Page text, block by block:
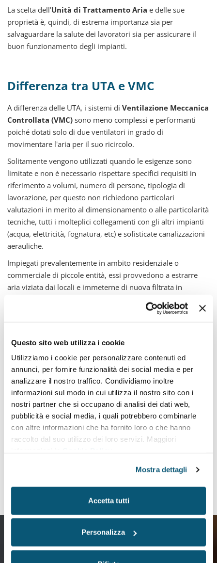
Questo sito web utilizza i cookie
Utilizziamo i cookie per personalizzare contenuti ed
annunci, per fornire funzionalità dei social media e per
analizzare il nostro traffico. Condividiamo inoltre
informazioni sul modo in cui utilizza il nostro sito con i
nostri partner che si occupano di analisi dei dati web,
pubblicità e social media, i quali potrebbero combinarle
con altre informazioni che ha fornito loro o che hanno
raccolto dal suo utilizzo dei loro servizi. Maggiori
Mostra dettagli
Accetta tutti
Personalizza
La scelta dell'Unità di Trattamento Aria e delle sue
proprietà è, quindi, di estrema importanza sia per
salvaguardare la salute dei lavoratori sia per assicurare il
buon funzionamento degli impianti.
Differenza tra UTA e VMC
A differenza delle UTA, i sistemi di Ventilazione Meccanica
Controllata (VMC) sono meno complessi e performanti
poiché dotati solo di due ventilatori in grado di
movimentare l'aria per il suo ricircolo.
Solitamente vengono utilizzati quando le esigenze sono
limitate e non è necessario rispettare specifici requisiti in
riferimento a volumi, numero di persone, tipologia di
lavorazione, per questo non richiedono particolari
valutazioni in merito al dimensionamento o alle particolarità
tecniche, tutti i molteplici collegamenti con gli altri impianti
(acqua, elettricità, fognatura, etc) e sofisticate canalizzazioni
aerauliche.
Impiegati prevalentemente in ambito residenziale o
commerciale di piccole entità, essi provvedono a estrarre
aria viziata dai locali e immeterne di nuova filtrata in
maniera continua e controllata riuscendo così a eliminare
odori e agenti inquinanti, diminuire il tasso di umidità e
impedire la formazione di muffe, garantire benessere e
Scopri i nostri servizi:
Condizionamento industriale
Refrigeratori e chiller industriali
Impianti frigoriferi industriali
Essiccatori industriali industriale
Centrali termiche industriali
Pompa di calore industriale
Richiedi informazioni